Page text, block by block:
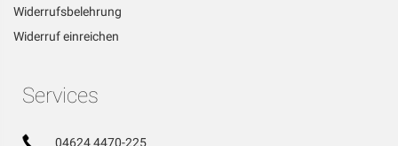
Widerrufsbelehrung
Widerruf einreichen
Services
04624 4470-225